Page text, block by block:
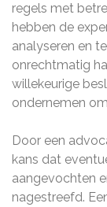
regels met
hebben de
analyseren en
onrechtmatig
willekeurige
ondernemen
Door een
kans dat
aangevochten
nagestreefd.